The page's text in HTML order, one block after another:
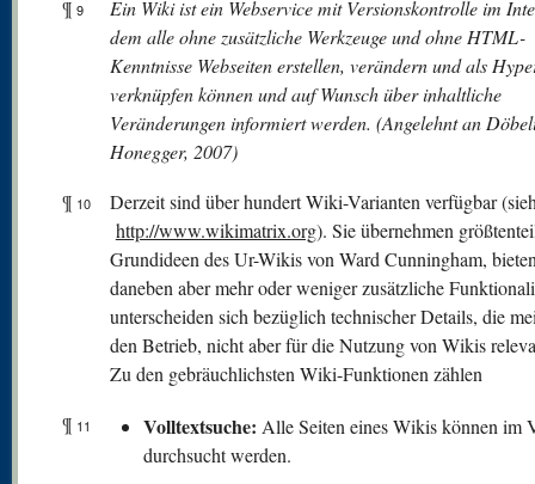
¶ 9
Ein Wiki ist ein Webservice mit Versionskontrolle im
dem alle ohne zusätzliche Werkzeuge und ohne HTML-
Kenntnisse Webseiten erstellen, verändern und als
verknüpfen können und auf Wunsch über inhaltliche
Veränderungen informiert werden. (Angelehnt an
Honegger, 2007)
¶ 10
Derzeit sind über hundert Wiki-Varianten verfügbar
http://www.wikimatrix.org). Sie übernehmen
Grundideen des Ur-Wikis von Ward Cunningham,
daneben aber mehr oder weniger zusätzliche
unterscheiden sich bezüglich technischer Details, die
den Betrieb, nicht aber für die Nutzung von Wikis
Zu den gebräuchlichsten Wiki-Funktionen zählen
¶ 11 Volltextsuche: Alle Seiten eines Wikis können im
durchsucht werden.